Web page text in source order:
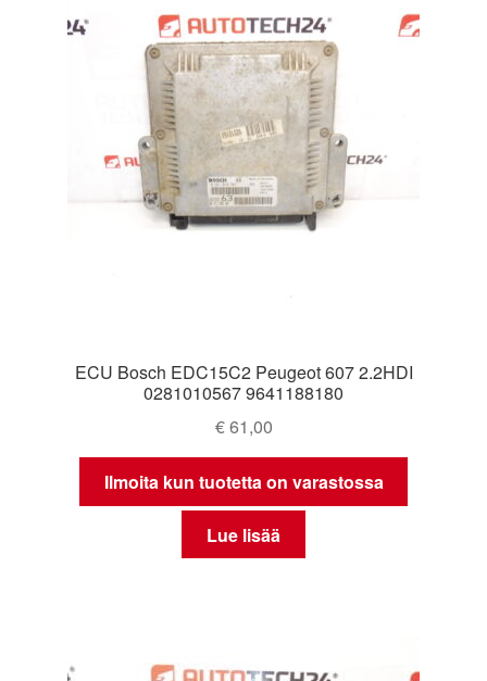
ECU Bosch EDC15C2 Peugeot 607 2.2HDI
0281010567 9641188180
€61,00
Ilmoita kun tuotetta on varastossa
Lue lisää